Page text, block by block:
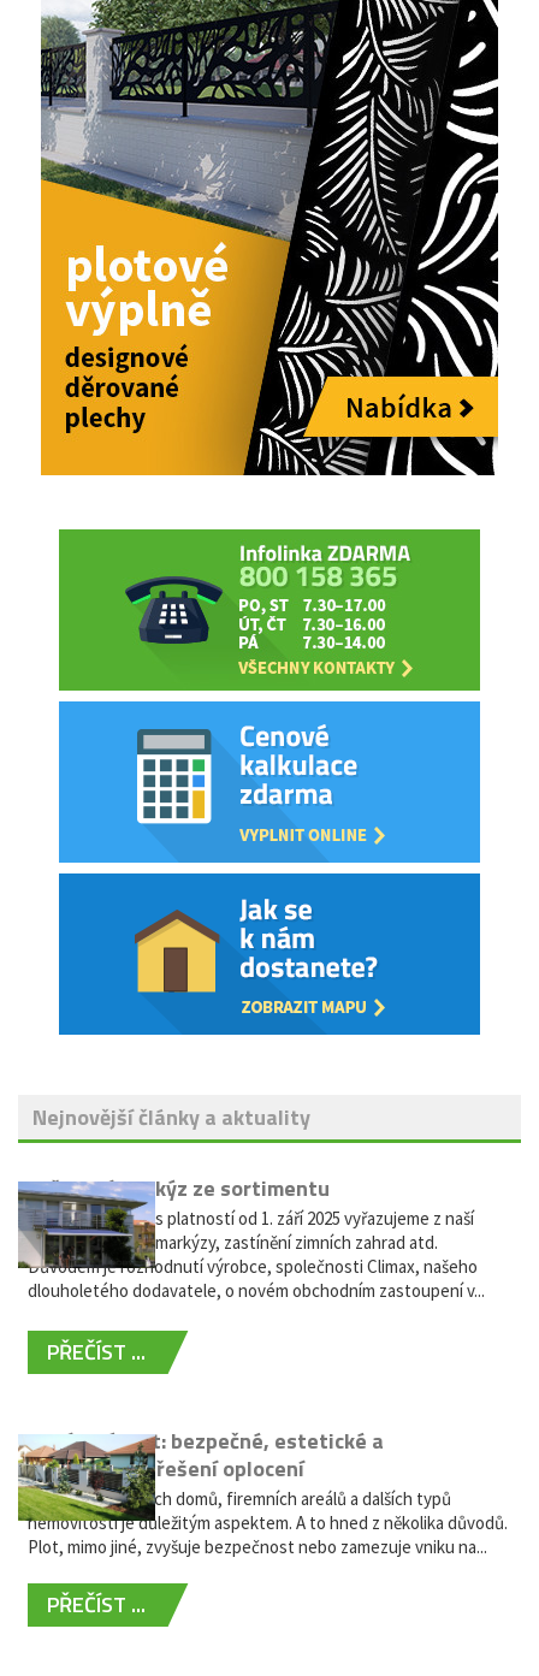
Nejnovější články a aktuality
Vyřazení markýz ze sortimentu
Vážení zákazníci, s platností od 1. září 2025 vyřazujeme z naší
nabídky výsuvné markýzy, zastínění zimních zahrad atd.
Důvodem je rozhodnutí výrobce, společnosti Climax, našeho
dlouholetého dodavatele, o novém obchodním zastoupení v...
PŘEČÍST ...
Hliníkový plot: bezpečné, estetické a
bezúdržbové řešení oplocení
Oplocení rodinných domů, firemních areálů a dalších typů
nemovitostí je důležitým aspektem. A to hned z několika důvodů.
Plot, mimo jiné, zvyšuje bezpečnost nebo zamezuje vniku na...
PŘEČÍST ...